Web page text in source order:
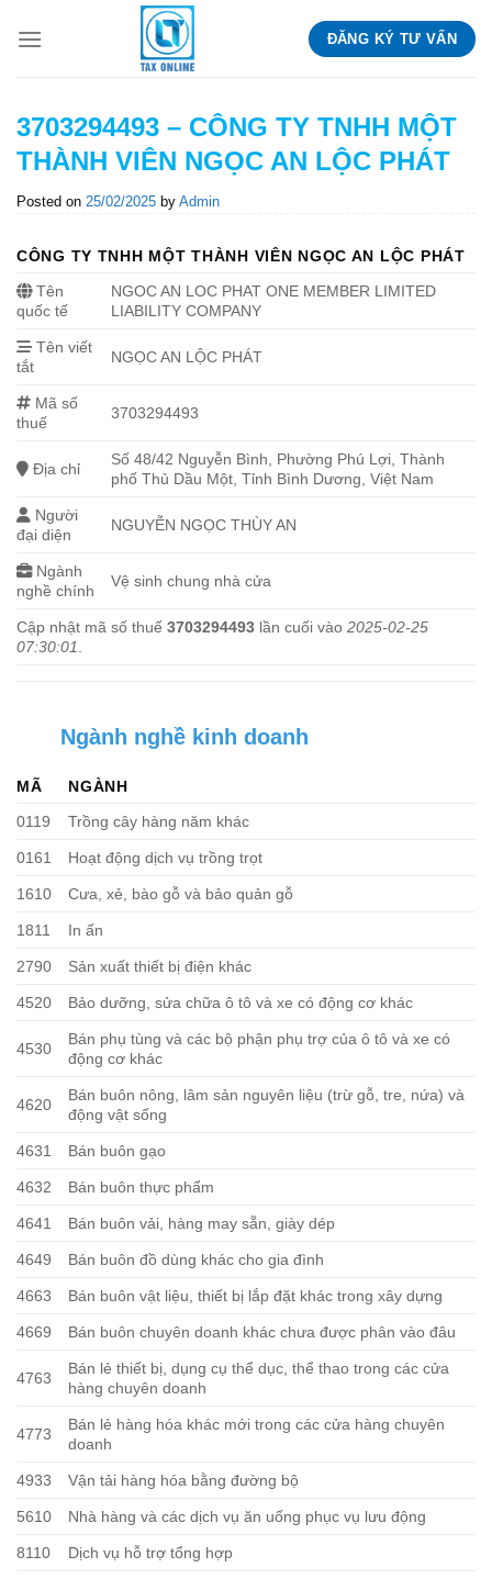
ĐĂNG KÝ TƯ VẤN
3703294493 – CÔNG TY TNHH MỘT
THÀNH VIÊN NGỌC AN LỘC PHÁT
Posted on 25/02/2025 by Admin
CÔNG TY TNHH MỘT THÀNH VIÊN NGỌC AN LỘC PHÁT
Tên
quốc tế
NGOC AN LOC PHAT ONE MEMBER LIMITED
LIABILITY COMPANY
Tên viết
tắt
NGỌC AN LỘC PHÁT
Mã số
thuế
3703294493
Địa chỉ
Số 48/42 Nguyễn Bình, Phường Phú Lợi, Thành
phố Thủ Dầu Một, Tỉnh Bình Dương, Việt Nam
Người
đại diện
NGUYỄN NGỌC THÙY AN
Ngành
nghề chính
Vệ sinh chung nhà cửa
Cập nhật mã số thuế 3703294493 lần cuối vào 2025-02-25
07:30:01
Ngành nghề kinh doanh
MÃ
NGÀNH
0119
Trồng cây hàng năm khác
0161 Hoạt động dịch vụ trồng trọt
1610 Cưa, xẻ, bào gỗ và bảo quản gỗ
1811 In ấn
2790 Sản xuất thiết bị điện khác
4520 Bảo dưỡng, sửa chữa ô tô và xe có động cơ khác
4530
Bán phụ tùng và các bộ phận phụ trợ của ô tô và xe có
động cơ khác
4620
Bán buôn nông, lâm sản nguyên liệu (trừ gỗ, tre, nứa) và
động vật sống
4631 Bán buôn gạo
4632 Bán buôn thực phẩm
4641 Bán buôn vải, hàng may sẵn, giày dép
4649 Bán buôn đồ dùng khác cho gia đình
4663 Bán buôn vật liệu, thiết bị lắp đặt khác trong xây dựng
4669 Bán buôn chuyên doanh khác chưa được phân vào đâu
4763
Bán lẻ thiết bị, dụng cụ thể dục, thể thao trong các cửa
hàng chuyên doanh
4773
Bán lẻ hàng hóa khác mới trong các cửa hàng chuyên
doanh
4933 Vận tải hàng hóa bằng đường bộ
5610 Nhà hàng và các dịch vụ ăn uống phục vụ lưu động
8110 Dịch vụ hỗ trợ tổng hợp